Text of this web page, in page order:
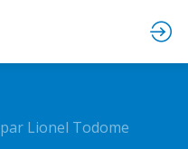
par Lionel Todome